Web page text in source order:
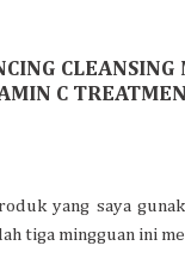
CLEANSING
C
yang saya
tiga mingguan ini